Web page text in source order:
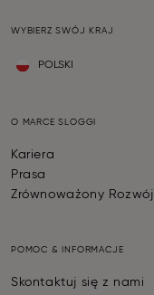
WYBIERZ SWÓJ KRAJ
POLSKI
O MARCE SLOGGI
Kariera
Prasa
Zrównoważony Rozwój
POMOC & INFORMACJE
Skontaktuj się z nami